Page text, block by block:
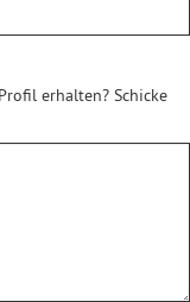
erhalten? Schicke